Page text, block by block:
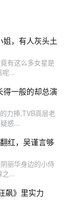
姐，有人灰头土
有这么多女星是
呢...
一般的却总演
力捧,TVB高层老
惑...
红，吴谨言够
丽华身边的小侍
之...
飙》里实力